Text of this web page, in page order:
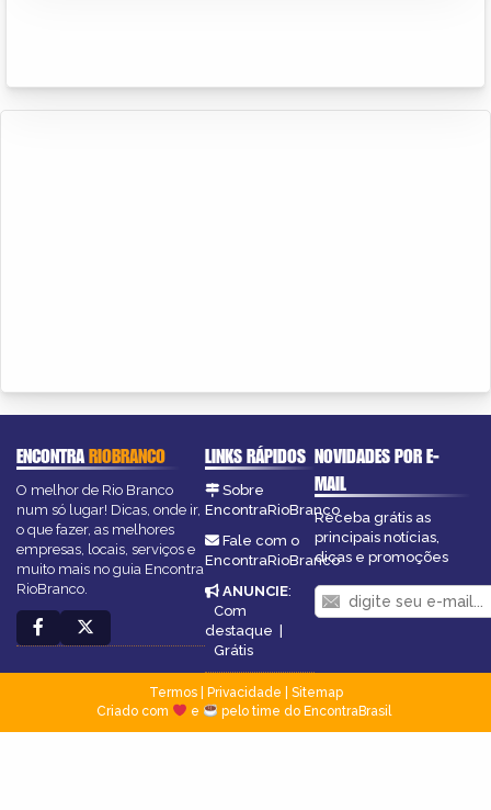
ENCONTRARIOBRANCO
O melhor de Rio Branco
num só lugar! Dicas, onde ir,
o que fazer, as melhores
empresas, locais, serviços e
muito mais no guia Encontra
RioBranco.
LINKS RÁPIDOS
Sobre
EncontraRioBranco
Fale com o
EncontraRioBranco
ANUNCIE:
Com
destaque |
Grátis
NOVIDADES POR E-
MAIL
Receba grátis as
principais notícias,
dicas e promoções
Termos| Privacidade
Sitemap
Criado com
e pelo time do EncontraBrasil